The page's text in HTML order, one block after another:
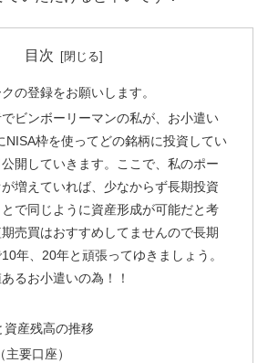
目次
の登録をお願いします。
ビンボーリーマンの私が、お小遣い
NISA枠を使ってどの銘柄に投資してい
開していきます。ここで、私のポー
が増えていれば、少なからず長期投資
で同じように資産形成が可能だと考
売買はおすすめしてませんので長期
年、20年と頑張ってゆきましょう。
るお小遣いの為！！
資産残高の推移
要口座）